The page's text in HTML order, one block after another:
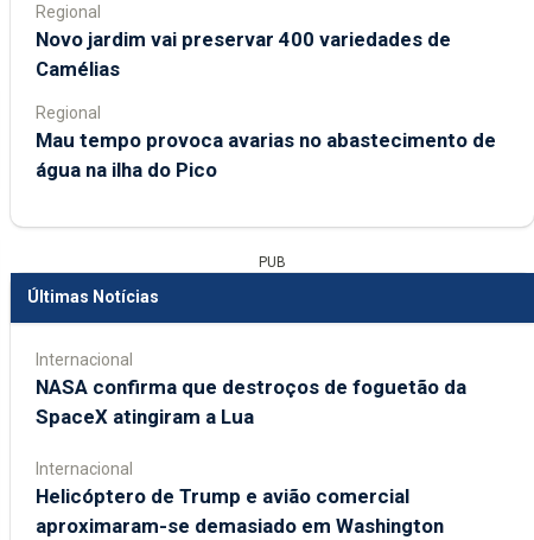
Regional
Novo jardim vai preservar 400 variedades de
Camélias
Regional
Mau tempo provoca avarias no abastecimento de
água na ilha do Pico
PUB
Últimas Notícias
Internacional
NASA confirma que destroços de foguetão da
SpaceX atingiram a Lua
Internacional
Helicóptero de Trump e avião comercial
aproximaram-se demasiado em Washington